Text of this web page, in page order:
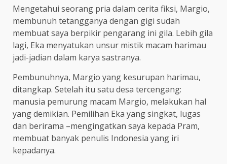
Mengetahui seorang pria dalam cerita fiksi, Margio,
membunuh tetangganya dengan gigi sudah
membuat saya berpikir pengarang ini gila. Lebih gila
lagi, Eka menyatukan unsur mistik macam harimau
jadi-jadian dalam karya sastranya.
Pembunuhnya, Margio yang kesurupan harimau,
ditangkap. Setelah itu satu desa tercengang:
manusia pemurung macam Margio, melakukan hal
yang demikian. Pemilihan Eka yang singkat, lugas
dan berirama –mengingatkan saya kepada Pram,
membuat banyak penulis Indonesia yang iri
kepadanya.